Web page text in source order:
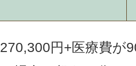
270,300円+医療費が